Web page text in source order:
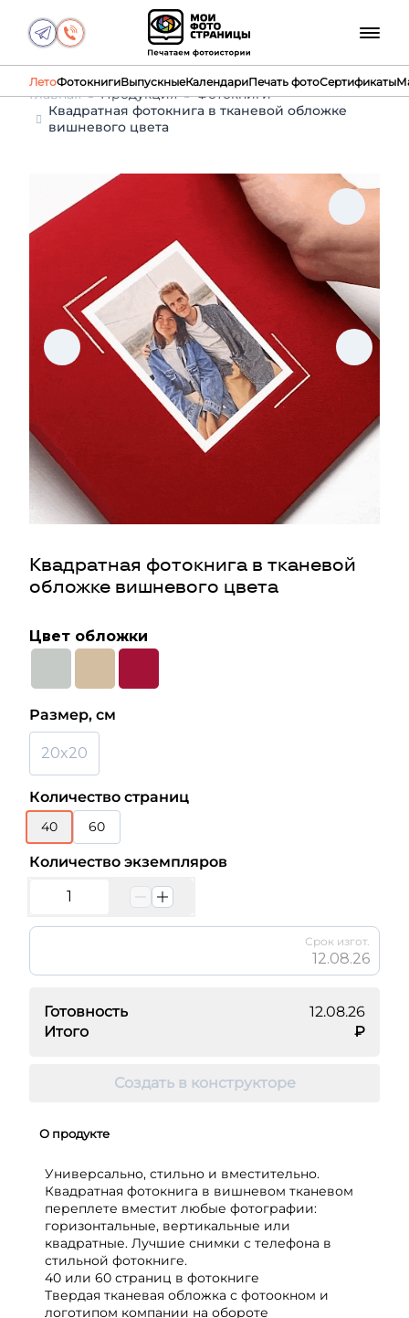
ЛетоФотокнигиВыпускныеКалендариПечать фотоСертификаты
Главная Продукция
Фотокниги
Квадратная фотокнига в тканевой обложке
вишневого цвета
Квадратная фотокнига в тканевой
обложке вишневого цвета
Цвет обложки
Количество экземпляров
Срок изгот.
12.08.26
Размер, см
20x20
Количество страниц
40 60
Готовность
12.08.26
Итого
₽
Создать в конструкторе
О продукте
Универсально, стильно и вместительно.
Квадратная фотокнига в вишневом тканевом
переплете вместит любые фотографии:
горизонтальные, вертикальные или
квадратные. Лучшие снимки с телефона в
стильной фотокниге.
40 или 60 страниц в фотокниге
Твердая тканевая обложка с фотоокном и
логотипом компании на обороте